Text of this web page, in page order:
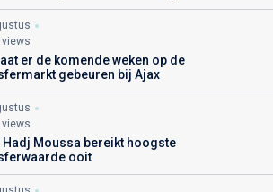
views
er de komende weken op de
gebeuren bij Ajax
views
Hadj Moussa bereikt hoogste
ooit